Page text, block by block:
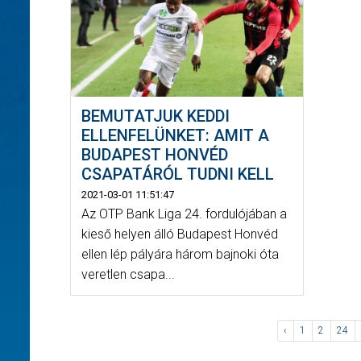
BEMUTATJUK KEDDI
ELLENFELÜNKET: AMIT A
BUDAPEST HONVÉD
CSAPATÁRÓL TUDNI KELL
2021-03-01 11:51:47
Az OTP Bank Liga 24. fordulójában a
kieső helyen álló Budapest Honvéd
ellen lép pályára három bajnoki óta
veretlen csapa...
‹ 1 2 24